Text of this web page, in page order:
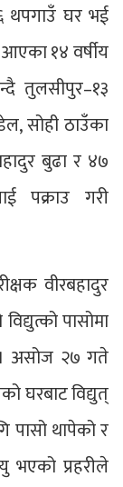
थपगाउँ घर भई
१४ वर्षीय
तुलसीपुर–१३
सोही ठाउँका
बुढा र ४७
पक्राउ गरी
वीरबहादुर
पासोमा
असोज २७ गते
घरबाट विद्युत्
पासो थापेको र
भएको प्रहरीले